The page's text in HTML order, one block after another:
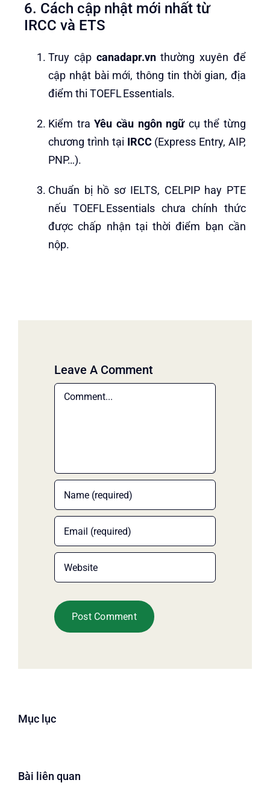
6. Cách cập nhật mới nhất từ
IRCC và ETS
Truy cập canadapr.vnthường xuyên để
cập nhật bài mới, thông tin thời gian, địa
điểm thi TOEFL Essentials.
Kiểm traYêu cầu ngôn ngữcụ thể từng
chương trình tại IRCC(Express Entry, AIP,
PNP…).
Chuẩn bị hồ sơ IELTS, CELPIP hay PTE
nếu TOEFL Essentials chưa chính thức
được chấp nhận tại thời điểm bạn cần
nộp.
Leave A Comment
Comment
Mục lục
Bài liên quan